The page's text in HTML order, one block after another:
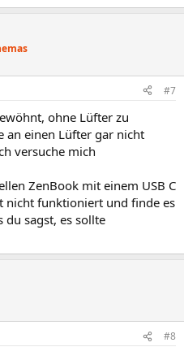
#7
ohne Lüfter zu
an einen Lüfter gar nicht
versuche mich
ZenBook mit einem USB C
nicht funktioniert und finde es
du sagst, es sollte
#8